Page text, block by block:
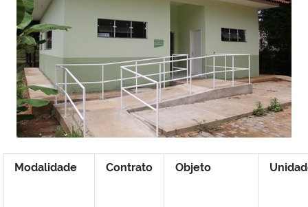
Modalidade Contrato Objeto